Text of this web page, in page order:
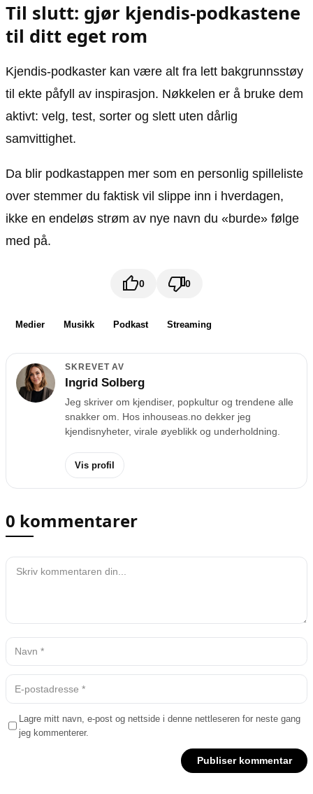
Til slutt: gjør kjendis-podkastene
til ditt eget rom
Kjendis-podkaster kan være alt fra lett bakgrunnsstøy
til ekte påfyll av inspirasjon. Nøkkelen er å bruke dem
aktivt: velg, test, sorter og slett uten dårlig
samvittighet.
Da blir podkastappen mer som en personlig spilleliste
over stemmer du faktisk vil slippe inn i hverdagen,
ikke en endeløs strøm av nye navn du «burde» følge
med på.
0 0
Medier Musikk Podkast Streaming
SKREVET AV
Ingrid Solberg
Jeg skriver om kjendiser, popkultur og trendene alle
snakker om. Hos inhouseas.no dekker jeg
kjendisnyheter, virale øyeblikk og underholdning.
Vis profil
0 kommentarer
Lagre mitt navn, e-post og nettside i denne nettleseren for neste gang
jeg kommenterer.